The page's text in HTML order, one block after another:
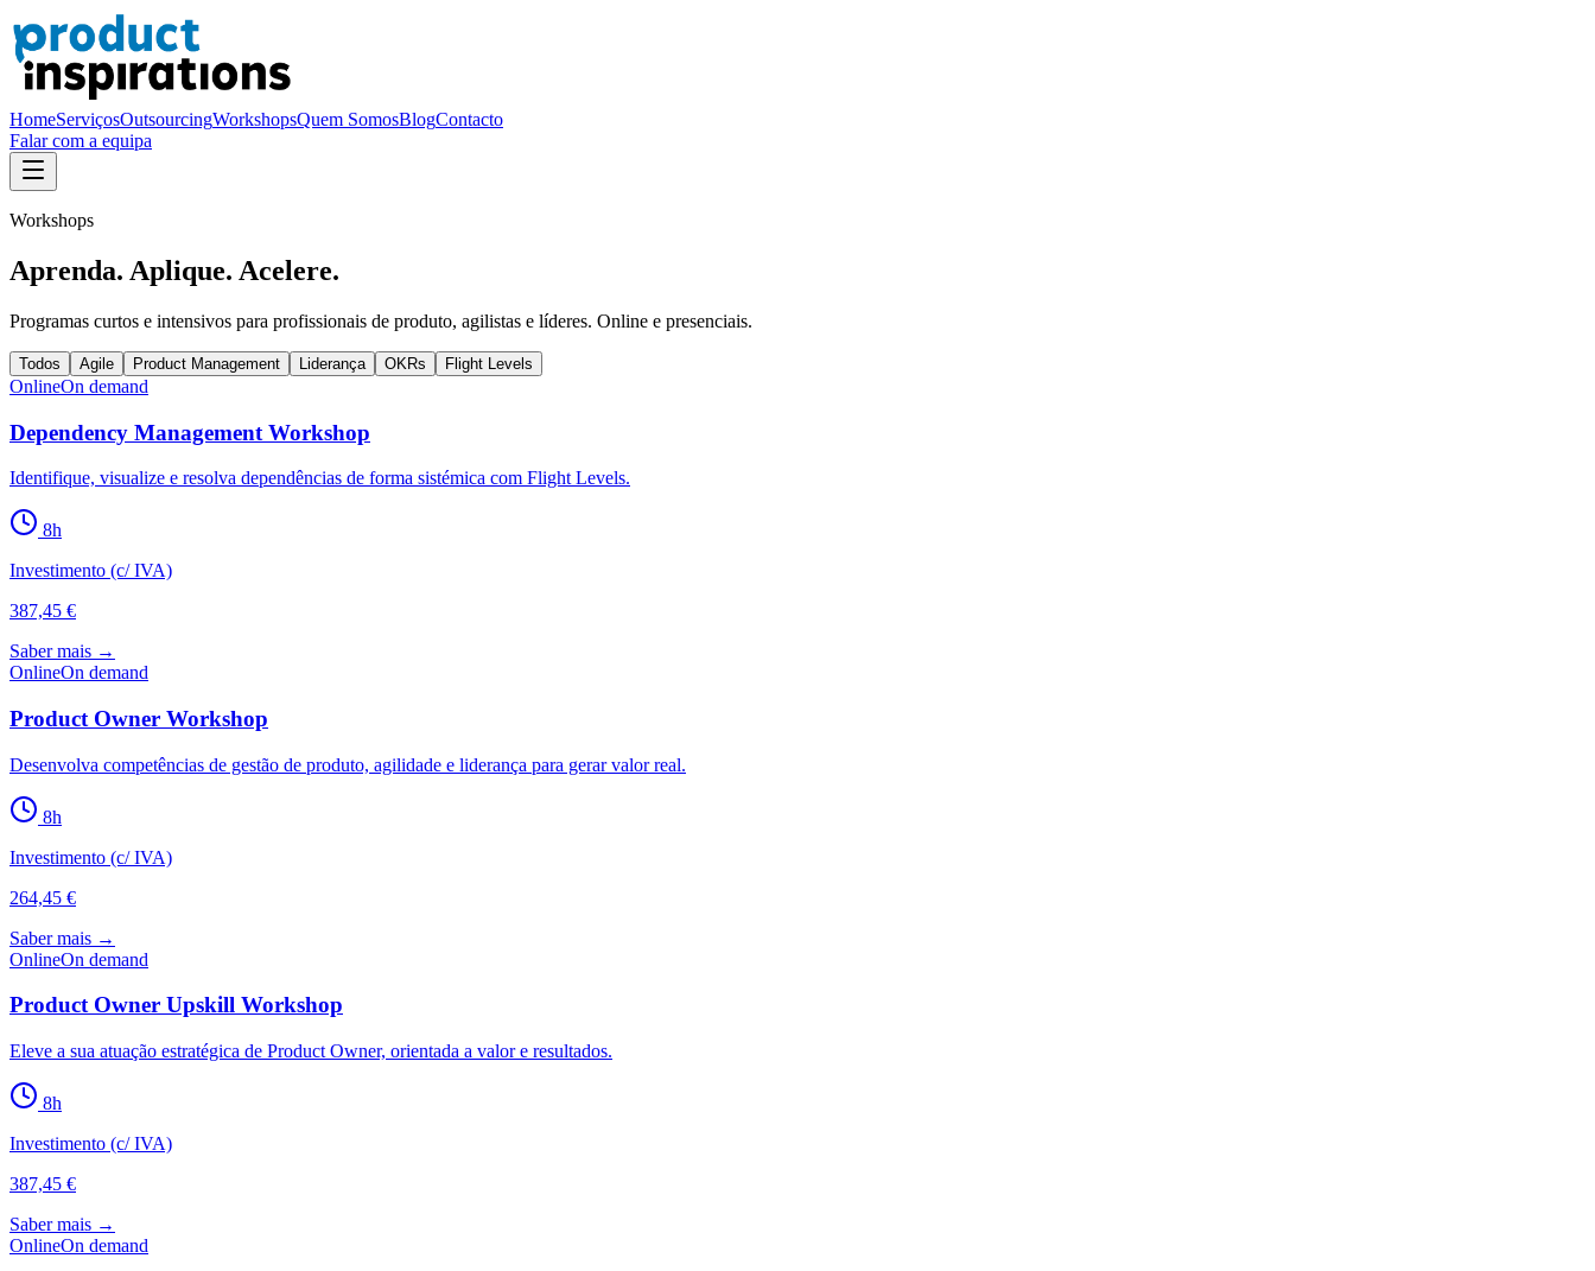
HomeServiçosOutsourcingWorkshopsQuem SomosBlogContacto
Falar com a equipa
Workshops
Aprenda. Aplique. Acelere.
Programas curtos e intensivos para profissionais de produto, agilistas e líderes. Online e presenciais.
Todos Agile Product Management Liderança OKRs Flight Levels
OnlineOn demand
Dependency Management Workshop
Identifique, visualize e resolva dependências de forma sistémica com Flight Levels.
8h
Investimento (c/ IVA)
387,45 €
Saber mais →
OnlineOn demand
Product Owner Workshop
Desenvolva competências de gestão de produto, agilidade e liderança para gerar valor real.
8h
Investimento (c/ IVA)
264,45 €
Saber mais →
OnlineOn demand
Product Owner Upskill Workshop
Eleve a sua atuação estratégica de Product Owner, orientada a valor e resultados.
8h
Investimento (c/ IVA)
387,45 €
Saber mais →
OnlineOn demand